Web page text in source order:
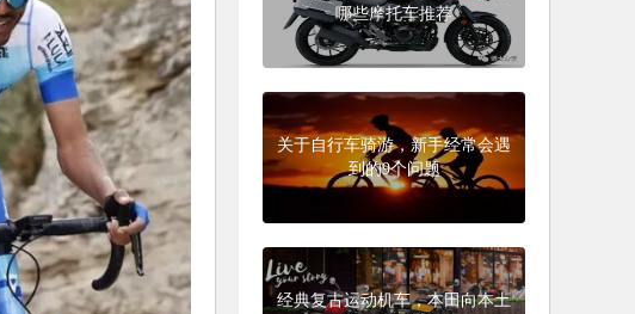
哪些摩托车推荐
关于自行车骑游，新手经常会遇
到的9个问题
经典复古运动机车，本田向本土